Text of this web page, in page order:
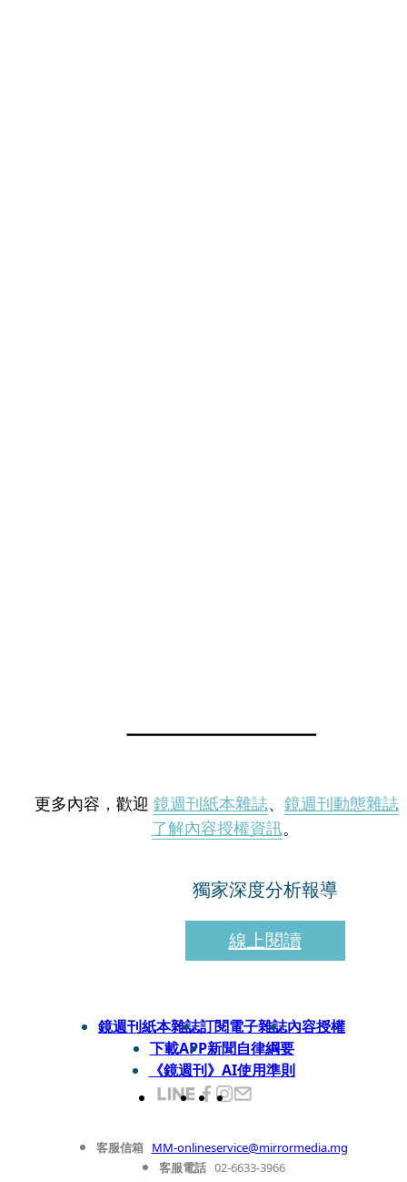
更多內容，歡迎 鏡週刊紙本雜誌、 鏡週刊動態雜誌
了解內容授權資訊。
獨家深度分析報導
線上閱讀
鏡週刊紙本雜誌訂閱電子雜誌內容授權
下載APP新聞自律綱要
《鏡週刊》AI使用準則
客服信箱 MM-onlineservice@mirrormedia.mg
客服電話 02-6633-3966